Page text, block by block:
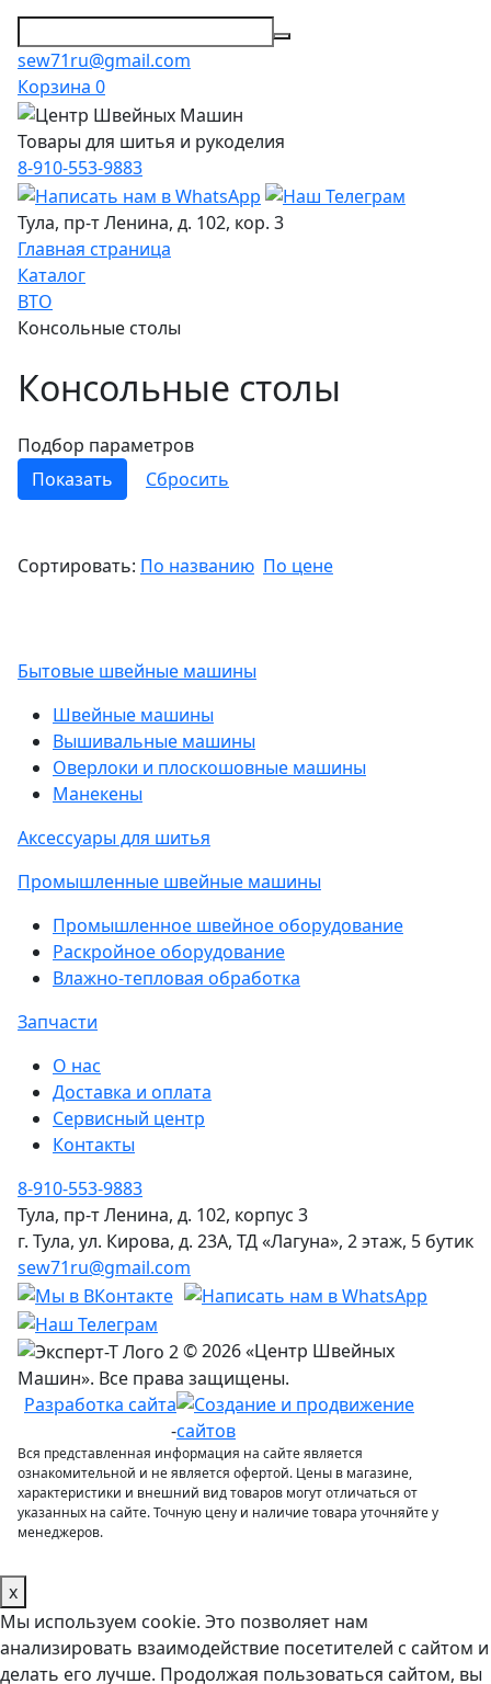
sew71ru@gmail.com
Корзина 0
Товары для шитья и рукоделия
8-910-553-9883
Тула, пр-т Ленина, д. 102, кор. 3
Главная страница
Каталог
ВТО
Консольные столы
Консольные столы
Подбор параметров
Сортировать: По названию По цене
Бытовые швейные машины
Швейные машины
Вышивальные машины
Оверлоки и плоскошовные машины
Манекены
Аксессуары для шитья
Промышленные швейные машины
Промышленное швейное оборудование
Раскройное оборудование
Влажно-тепловая обработка
Запчасти
О нас
Доставка и оплата
Сервисный центр
Контакты
8-910-553-9883
Тула, пр-т Ленина, д. 102, корпус 3
г. Тула, ул. Кирова, д. 23А, ТД «Лагуна», 2 этаж, 5 бутик
sew71ru@gmail.com
© 2026 «Центр Швейных
Машин». Все права защищены.
Разработка сайта
-
Вся представленная информация на сайте является
ознакомительной и не является офертой. Цены в магазине,
характеристики и внешний вид товаров могут отличаться от
указанных на сайте. Точную цену и наличие товара уточняйте у
менеджеров.
x
Мы используем cookie. Это позволяет нам
анализировать взаимодействие посетителей с сайтом и
делать его лучше. Продолжая пользоваться сайтом, вы